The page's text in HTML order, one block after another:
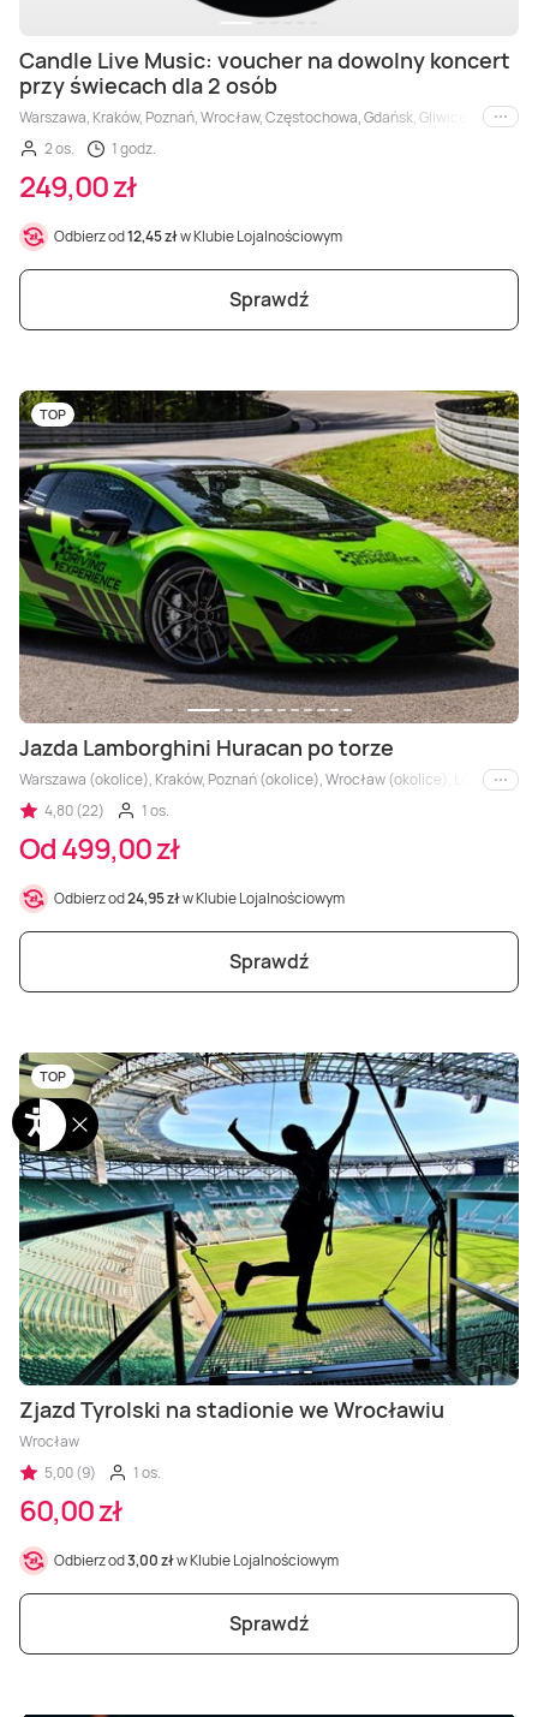
Candle Live Music: voucher na dowolny koncert
przy świecach dla 2 osób
Warszawa, Kraków, Poznań, Wrocław, Częstochowa, Gdańsk, Gliwice,
i inne
2 os.
1 godz.
249,00 zł
Odbierz od12,45 złw Klubie Lojalnościowym
Sprawdź
TOP
Jazda Lamborghini Huracan po torze
Warszawa (okolice), Kraków, Poznań (okolice), Wrocław (okolice), Łódź, Kielce,
i inne
4,80 (22)
1 os.
Od 499,00 zł
Odbierz od24,95 złw Klubie Lojalnościowym
Sprawdź
TOP
Zjazd Tyrolski na stadionie we Wrocławiu
Wrocław
5,00 (9)
1 os.
60,00 zł
Odbierz od3,00 złw Klubie Lojalnościowym
Sprawdź